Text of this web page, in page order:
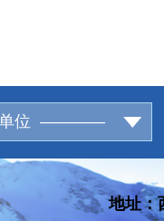
位 ————
地址